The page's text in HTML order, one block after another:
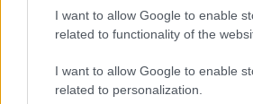
I want to allow Google to enable
related to functionality of the
I want to allow Google to enable
related to personalization.